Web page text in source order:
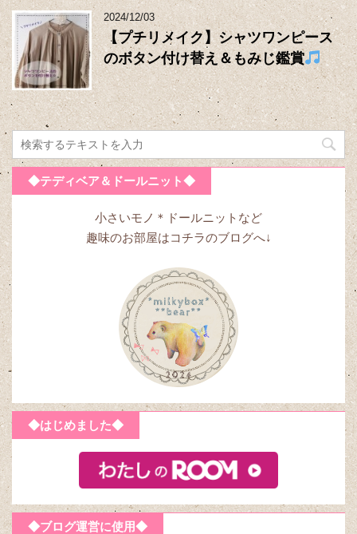
2024/12/03
【プチリメイク】シャツワンピース
のボタン付け替え＆もみじ鑑賞
◆テディベア＆ドールニット◆
小さいモノ＊ドールニットなど
趣味のお部屋はコチラのブログへ↓
◆はじめました◆
◆ブログ運営に使用◆